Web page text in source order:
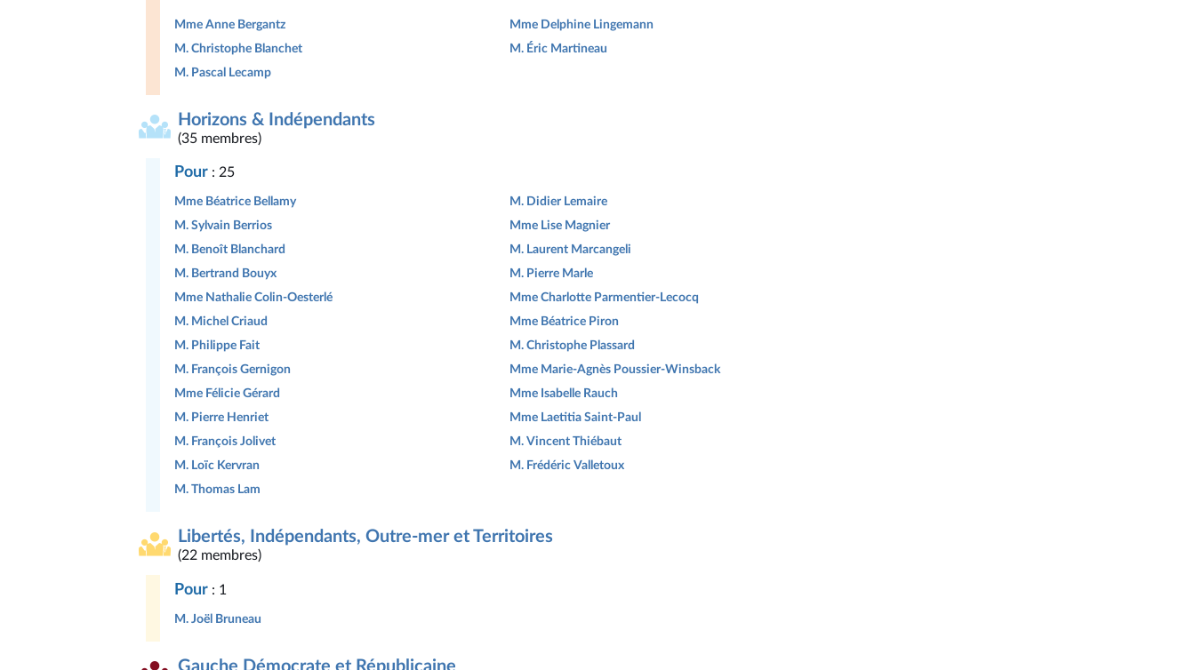
Mme Anne Bergantz
M. Christophe Blanchet
M. Pascal Lecamp
Mme Delphine Lingemann
M. Éric Martineau
Horizons & Indépendants
(35 membres)
Pour : 25
Mme Béatrice Bellamy
M. Sylvain Berrios
M. Benoît Blanchard
M. Bertrand Bouyx
Mme Nathalie Colin-Oesterlé
M. Michel Criaud
M. Philippe Fait
M. François Gernigon
Mme Félicie Gérard
M. Pierre Henriet
M. François Jolivet
M. Loïc Kervran
M. Thomas Lam
M. Didier Lemaire
Mme Lise Magnier
M. Laurent Marcangeli
M. Pierre Marle
Mme Charlotte Parmentier-Lecocq
Mme Béatrice Piron
M. Christophe Plassard
Mme Marie-Agnès Poussier-Winsback
Mme Isabelle Rauch
Mme Laetitia Saint-Paul
M. Vincent Thiébaut
M. Frédéric Valletoux
Libertés, Indépendants, Outre-mer et Territoires
(22 membres)
Pour : 1
M. Joël Bruneau
Gauche Démocrate et Républicaine